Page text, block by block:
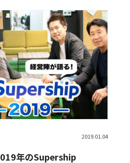
2019.01.04
年のSupership